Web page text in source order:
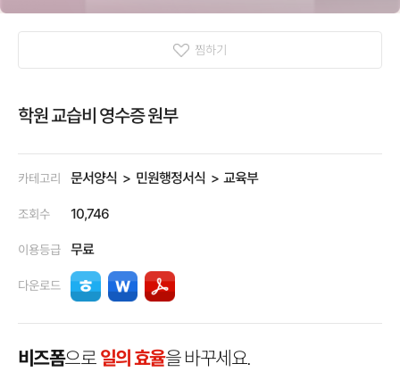
찜하기
학원 교습비 영수증 원부
카테고리 문서양식 민원행정서식 교육부
조회수 10,746
이용등급 무료
다운로드
비즈폼으로 일의 효율을 바꾸세요.